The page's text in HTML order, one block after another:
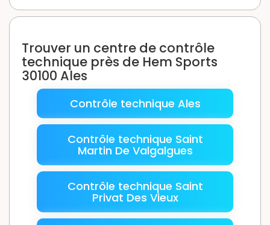
Trouver un centre de contrôle
technique près de Hem Sports
30100 Ales
Contrôle technique Ales
Contrôle technique Saint
Martin De Valgalgues
Contrôle technique Saint
Privat Des Vieux